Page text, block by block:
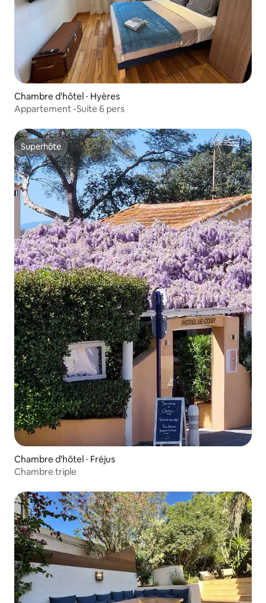
Chambre d'hôtel ⋅ Hyères
Appartement -Suite 6 pers
Superhôte
Superhôte
Chambre d'hôtel ⋅ Fréjus
Chambre triple